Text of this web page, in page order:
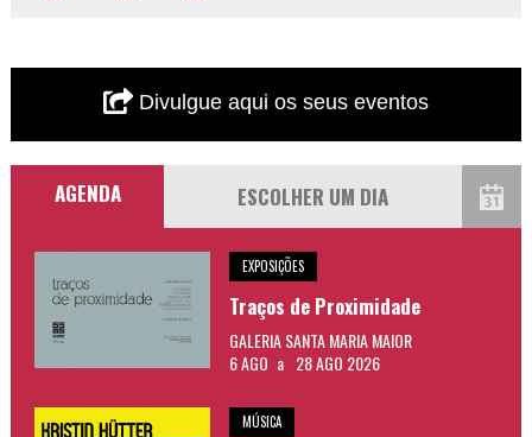
Divulgue aqui os seus eventos
AGENDA
EXPOSIÇÕES
Traços de Proximidade
GALERIA SANTA MARIA MAIOR
6 AGO a 28 AGO 2026
MÚSICA